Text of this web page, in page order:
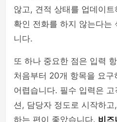
않고, 견적 상태를 업데이
확인 전화를 하지 않는다는
니다.
또 하나 중요한 점은 입력
처음부터 20개 항목을 요구
어렵습니다. 필수 입력은
션, 담당자 정도로 시작하
하는 편이 좋았습니다. 비즈